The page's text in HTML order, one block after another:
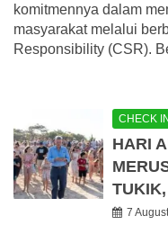
komitmennya dalam
masyarakat melalui
Responsibility (CSR).
CHECK IN
HARI
7